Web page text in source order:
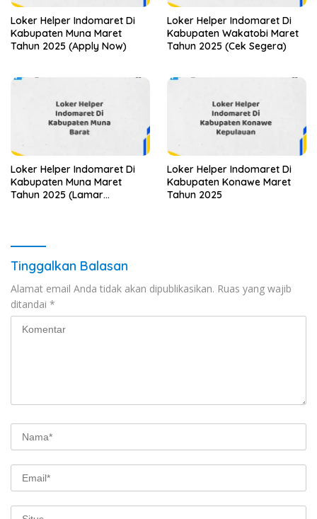
Loker Helper Indomaret Di
Kabupaten Muna Maret
Tahun 2025 (Apply Now)
Loker Helper Indomaret Di
Kabupaten Wakatobi Maret
Tahun 2025 (Cek Segera)
Loker Helper Indomaret Di
Kabupaten Muna Maret
Tahun 2025 (Lamar
Loker Helper Indomaret Di
Kabupaten Konawe Maret
Tahun 2025
Tinggalkan Balasan
Alamat email Anda tidak akan dipublikasikan. Ruas yang wajib
ditandai *